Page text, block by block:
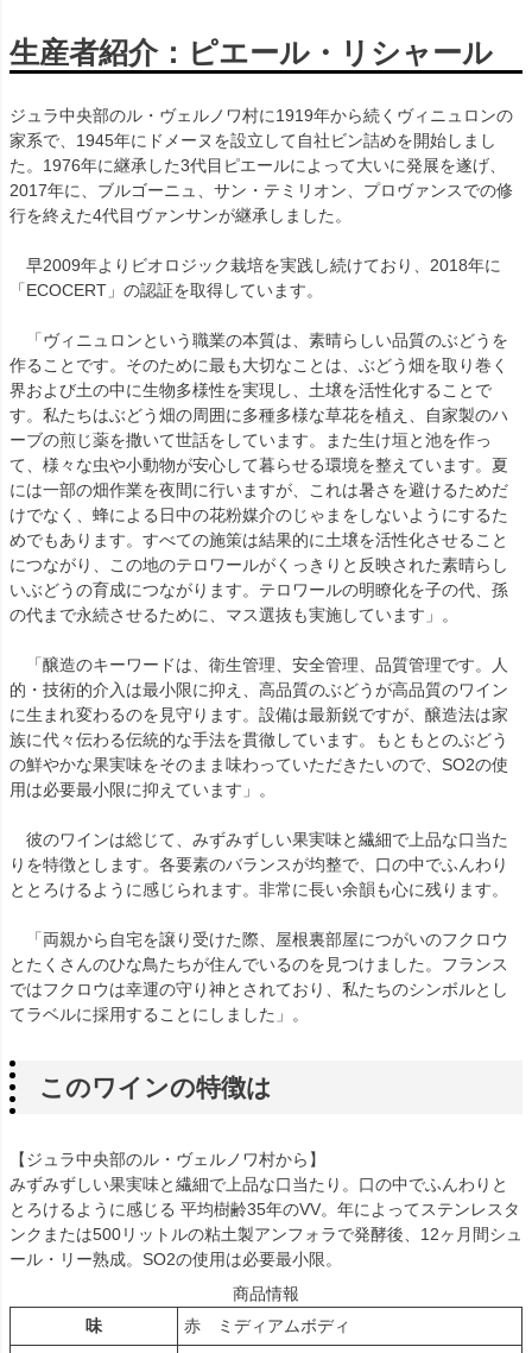
生産者紹介：ピエール・リシャール
ジュラ中央部のル・ヴェルノワ村に1919年から続くヴィニュロンの
家系で、1945年にドメーヌを設立して自社ビン詰めを開始しまし
た。1976年に継承した3代目ピエールによって大いに発展を遂げ、
2017年に、ブルゴーニュ、サン・テミリオン、プロヴァンスでの修
行を終えた4代目ヴァンサンが継承しました。
早2009年よりビオロジック栽培を実践し続けており、2018年に
「ECOCERT」の認証を取得しています。
「ヴィニュロンという職業の本質は、素晴らしい品質のぶどうを
作ることです。そのために最も大切なことは、ぶどう畑を取り巻く
界および土の中に生物多様性を実現し、土壌を活性化することで
す。私たちはぶどう畑の周囲に多種多様な草花を植え、自家製のハ
ーブの煎じ薬を撒いて世話をしています。また生け垣と池を作っ
て、様々な虫や小動物が安心して暮らせる環境を整えています。夏
には一部の畑作業を夜間に行いますが、これは暑さを避けるためだ
けでなく、蜂による日中の花粉媒介のじゃまをしないようにするた
めでもあります。すべての施策は結果的に土壌を活性化させること
につながり、この地のテロワールがくっきりと反映された素晴らし
いぶどうの育成につながります。テロワールの明瞭化を子の代、孫
の代まで永続させるために、マス選抜も実施しています」。
「醸造のキーワードは、衛生管理、安全管理、品質管理です。人
的・技術的介入は最小限に抑え、高品質のぶどうが高品質のワイン
に生まれ変わるのを見守ります。設備は最新鋭ですが、醸造法は家
族に代々伝わる伝統的な手法を貫徹しています。もともとのぶどう
の鮮やかな果実味をそのまま味わっていただきたいので、SO2の使
用は必要最小限に抑えています」。
彼のワインは総じて、みずみずしい果実味と繊細で上品な口当た
りを特徴とします。各要素のバランスが均整で、口の中でふんわり
ととろけるように感じられます。非常に長い余韻も心に残ります。
「両親から自宅を譲り受けた際、屋根裏部屋につがいのフクロウ
とたくさんのひな鳥たちが住んでいるのを見つけました。フランス
ではフクロウは幸運の守り神とされており、私たちのシンボルとし
てラベルに採用することにしました」。
このワインの特徴は
【ジュラ中央部のル・ヴェルノワ村から】
みずみずしい果実味と繊細で上品な口当たり。口の中でふんわりと
とろけるように感じる 平均樹齢35年のVV。年によってステンレスタ
ンクまたは500リットルの粘土製アンフォラで発酵後、12ヶ月間シュ
ール・リー熟成。SO2の使用は必要最小限。
商品情報
味
赤 ミディアムボディ